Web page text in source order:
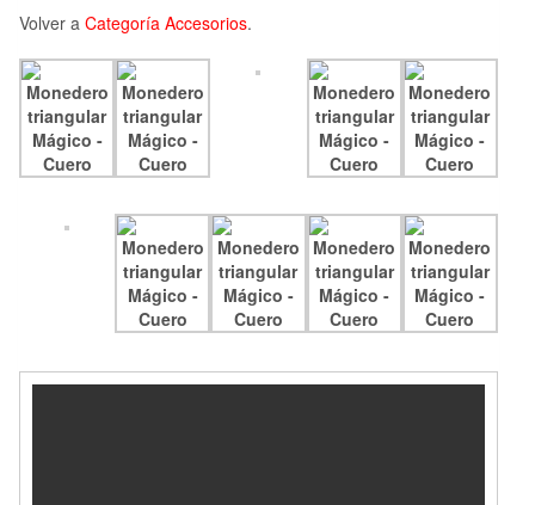
Volver a Categoría Accesorios.